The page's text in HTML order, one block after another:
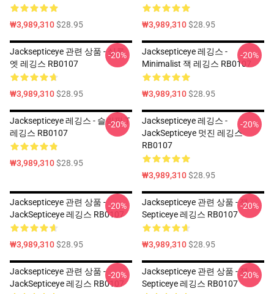
₩3,989,310$28.95 ₩3,989,310$28.95
Jacksepticeye 관련 상품 - 실루
엣 레깅스 RB0107
₩3,989,310$28.95
-20%
Jacksepticeye 레깅스 -
Minimalist 잭 레깅스 RB0107
₩3,989,310$28.95
-20%
Jacksepticeye 레깅스 - 슬림핏 T
레깅스 RB0107
₩3,989,310$28.95
-20%
Jacksepticeye 레깅스 -
JackSepticeye 멋진 레깅스
RB0107
₩3,989,310$28.95
-20%
Jacksepticeye 관련 상품 -
JackSepticeye 레깅스 RB0107
₩3,989,310$28.95
-20%
Jacksepticeye 관련 상품 - 잭
Septiceye 레깅스 RB0107
₩3,989,310$28.95
-20%
Jacksepticeye 관련 상품 -
JackSepticeye 레깅스 RB0107
-20%
Jacksepticeye 관련 상품 - 잭
Septiceye 레깅스 RB0107
-20%